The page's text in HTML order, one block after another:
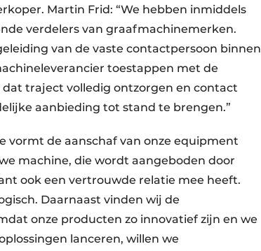
Martin Frid: “We hebben inmiddels
verdelers van graafmachinemerken.
van de vaste contactpersoon binnen
toestappen met de
traject volledig ontzorgen en contact
aanbieding tot stand te brengen.”
vormt de aanschaf van onze equipment
machine, die wordt aangeboden door
ook een vertrouwde relatie mee heeft.
Daarnaast vinden wij de
onze producten zo innovatief zijn en we
lanceren, willen we